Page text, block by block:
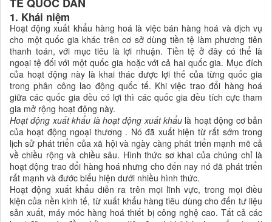
1. Khái niệm
Hoạt động xuất khẩu hàng hoá là việc bán hàng hoá và dịch vụ
cho một quốc gia khác trên cơ sở dùng tiền tệ làm phương tiên
thanh toán, với mục tiêu là lợi nhuận. Tiền tệ ở đây có thể là
ngoại tệ đối với một quốc gia hoặc với cả hai quốc gia. Mục đích
của hoạt động này là khai thác được lợi thế của từng quốc gia
trong phân công lao động quốc tế. Khi việc trao đổi hàng hoá
giữa các quốc gia đều có lợi thì các quốc gia đều tích cực tham
gia mở rộng hoạt động này.
Hoạt động xuất khẩu là hoạt động xuất khẩu là hoạt động cơ bản
của hoạt động ngoại thương . Nó đã xuất hiện từ rất sớm trong
lịch sử phát triển của xã hội và ngày càng phát triển mạnh mẽ cả
về chiều rộng và chiều sâu. Hình thức sơ khai của chúng chỉ là
hoạt động trao đổi hàng hoá nhưng cho đến nay nó đã phát triển
rất mạnh và đước biểu hiện dưới nhiều hình thức.
Hoạt động xuất khẩu diễn ra trên mọi lĩnh vực, trong mọi điều
kiện của nền kinh tế, từ xuất khẩu hàng tiêu dùng cho đến tư liệu
sản xuất, máy móc hàng hoá thiết bị công nghệ cao. Tất cả các